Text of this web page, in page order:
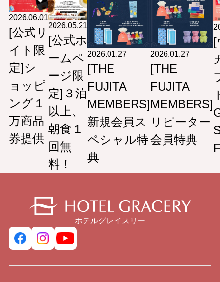
2026.06.01
[公式サ
イト限
定]シ
ョッピ
ング１
万商品
券提供
2026.05.21
[公式ホ
ームペ
ージ限
定]３泊
以上、
朝食１
回無
料！
2026.01.27
[THE
FUJITA
MEMBERS]
新規会員ス
ペシャル特
典
2026.01.27
[THE
FUJITA
MEMBERS]
リピーター
会員特典
[
ホテルグレイスリー